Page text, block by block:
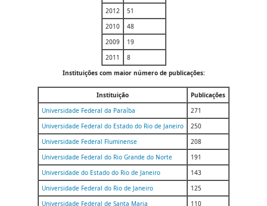
2012
51
2010
48
2009
19
2011
8
Instituições com maior número de publicações:
Instituição
Publicações
Universidade Federal da Paraíba
271
Universidade Federal do Estado do Rio de Janeiro
250
Universidade Federal Fluminense
208
Universidade Federal do Rio Grande do Norte
191
Universidade do Estado do Rio de Janeiro
143
Universidade Federal do Rio de Janeiro
125
Universidade Federal de Santa Maria
110